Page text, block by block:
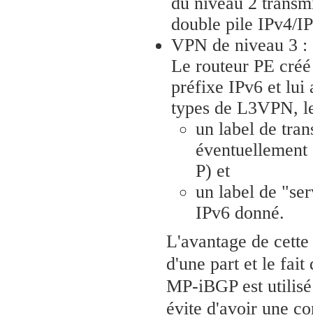
double pile IPv4/
VPN de niveau 3 :
Le routeur PE
préfixe IPv6 et lui
types de L3VPN,
un label de
P) et
un label de
IPv6 donné.
L'avantage de
d'une part et le fait
MP-iBGP est
évite d'avoir une